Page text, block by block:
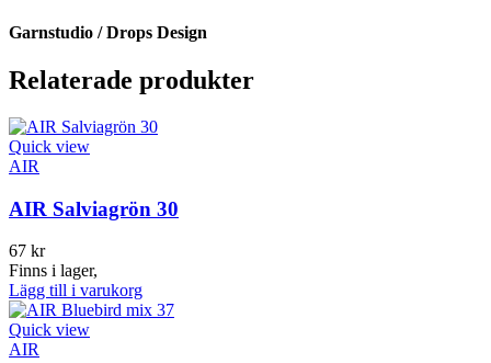
Garnstudio / Drops Design
Relaterade produkter
Quick view
AIR
AIR Salviagrön 30
67 kr
Finns i lager,
Lägg till i varukorg
Quick view
AIR